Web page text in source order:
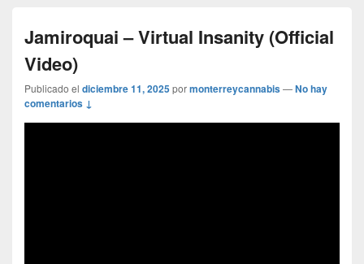
Jamiroquai – Virtual Insanity (Official
Video)
Publicado el diciembre 11, 2025pormonterreycannabis—No hay
comentarios ↓